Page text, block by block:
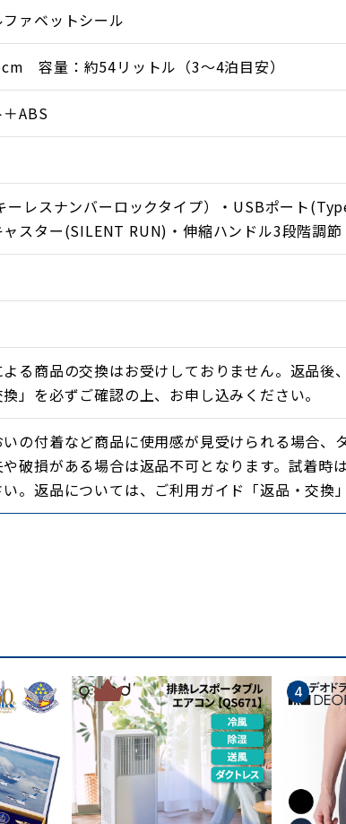
カーボネートプラスABS素材を採用。軽さと強
を施し深みのある発色を実現しています。
ID付き。背面のプレートに記載された固有の
ァベットシール
容量：約54リットル（3〜4泊目安）
ABS
ーレスナンバーロックタイプ）・USBポート
ャスター(SILENT RUN)・伸縮ハンドル3段階調
る商品の交換はお受けしておりません。返品後
」を必ずご確認の上、お申し込みください。
の付着など商品に使用感が見受けられる場合、
破損がある場合は返品不可となります。試着
。返品については、ご利用ガイド「返品・交換
3 4